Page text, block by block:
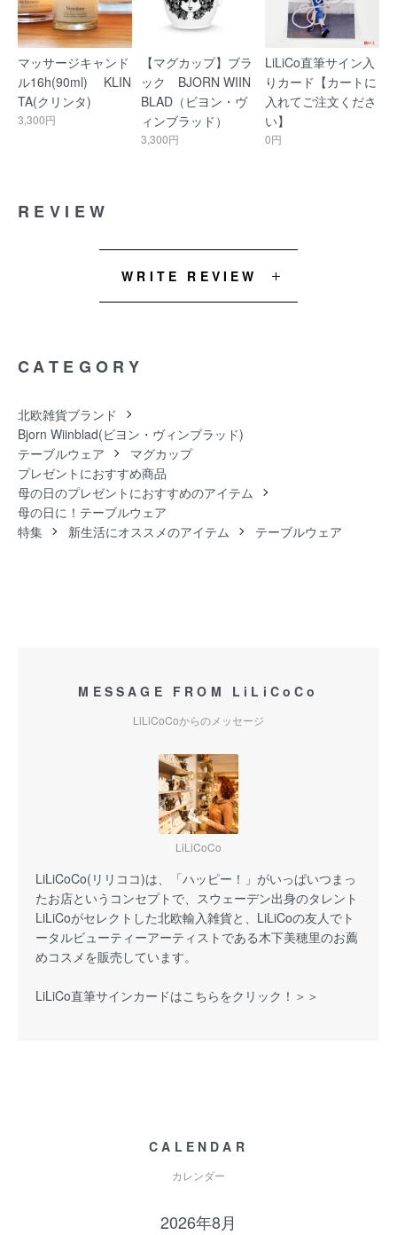
マッサージキャンド
ル16h(90ml) KLIN
TA(クリンタ)
3,300円
【マグカップ】ブラ
ック BJORN WIIN
BLAD（ビヨン・ヴ
ィンブラッド）
3,300円
LiLiCo直筆サイン入
りカード【カートに
入れてご注文くださ
い】
0円
REVIEW
WRITE REVIEW
CATEGORY
北欧雑貨ブランド
Bjorn Wiinblad(ビヨン・ヴィンブラッド)
テーブルウェア
マグカップ
プレゼントにおすすめ商品
母の日のプレゼントにおすすめのアイテム
母の日に！テーブルウェア
特集
新生活にオススメのアイテム テーブルウェア
MESSAGE FROM LiLiCoCo
LiLiCoCoからのメッセージ
LiLiCoCo
LiLiCoCo(リリココ)は、「ハッピー！」がいっぱいつまっ
たお店というコンセプトで、スウェーデン出身のタレント
LiLiCoがセレクトした北欧輸入雑貨と、LiLiCoの友人でト
ータルビューティーアーティストである木下美穂里のお薦
めコスメを販売しています。
LiLiCo直筆サインカードはこちらをクリック！＞＞
CALENDAR
カレンダー
2026年8月